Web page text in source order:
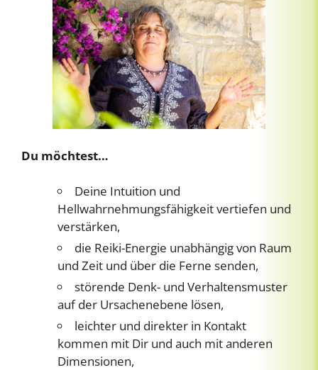
Du möchtest…
Deine Intuition und
Hellwahrnehmungsfähigkeit vertiefen und
verstärken,
die Reiki-Energie unabhängig von Raum
und Zeit und über die Ferne senden,
störende Denk- und Verhaltensmuster
auf der Ursachenebene lösen,
leichter und direkter in Kontakt
kommen mit Dir und auch mit anderen
Dimensionen,